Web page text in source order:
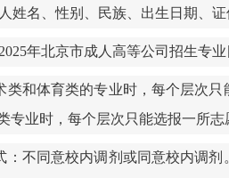
姓名、性别、民族、出生日期、
2025年北京市成人高等公司招生专
和体育类的专业时，每个层次
业时，每个层次只能选报一所志
不同意校内调剂或同意校内调